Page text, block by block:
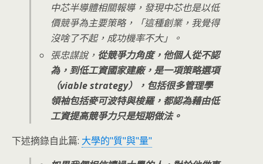
中芯半導體相關報導，發現中芯也是以低
價競爭為主要策略，「這種創業，我覺得
沒啥了不起，成功機率不大」。
張忠謀說， 從競爭力角度，他個人從不認
為，到低工資國家建廠，是一項策略選項
（viable strategy），包括很多管理學
領袖包括麥可波特與梭羅，都認為藉由低
工資提高競爭力只是短期做法。
下述摘錄自此篇: 大學的"質"與"量"